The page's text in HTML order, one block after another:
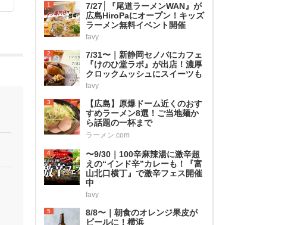
1
7/27│『尾道ラーメンWAN』が
広島HiroPaにオープン！キッズ
ラーメン無料イベント開催
favy
2
7/31〜｜新静岡セノバにカフェ
『けのひ堂ラボ』が出店！濃厚
クロックムッシュにスイーツも
favy
3
【広島】原爆ドーム近くのおす
すめラーメン8選！ご当地麺か
ら話題の一杯まで
ラーメン.com
4
〜9/30｜100辛麻辣湯に激辛超
えの“インド辛”カレーも！『富
山北口横丁』で激辛フェス開催
中
favy
5
8/8〜｜朝食のオレンジ果皮が
ビールに！横浜